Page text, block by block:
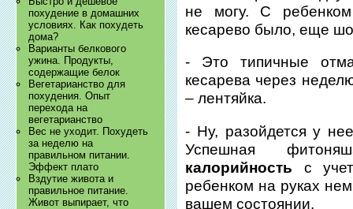
похудение в домашних
условиях. Как похудеть
дома?
Варианты белкового
ужина. Продукты,
содержащие белок
Вегетарианство для
похудения. Опыт
перехода на
вегетарианство
Вес не уходит. Похудеть
за неделю на
правильном питании.
Эффект плато
Вздутие живота и
правильное питание.
Живот выпирает, что
не могу. С
кесарево было, еще
- Это типичные
кесарева через
– лентяйка.
- Ну, разойдется у
Успешная
калорийность с
ребенком на руках
вашем состоянии.